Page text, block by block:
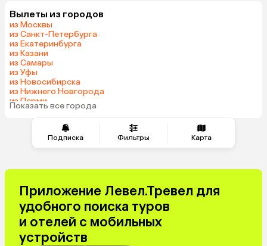
Подписка Фильтры Карта
Вылеты из городов
из Москвы
из Санкт-Петербурга
из Екатеринбурга
из Казани
из Самары
из Уфы
из Новосибирска
из Нижнего Новгорода
из Перми
из Челябинска
Показать все города
Приложение Левел.Тревел для
удобного поиска туров
и отелей с мобильных
устройств